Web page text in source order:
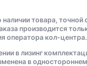
товара, точной
производится
оператора кол-центра.
в лизинг
в